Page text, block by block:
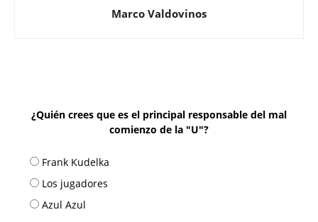
Marco Valdovinos
¿Quién crees que es el principal responsable del mal
comienzo de la "U"?
Frank Kudelka
Los jugadores
Azul Azul